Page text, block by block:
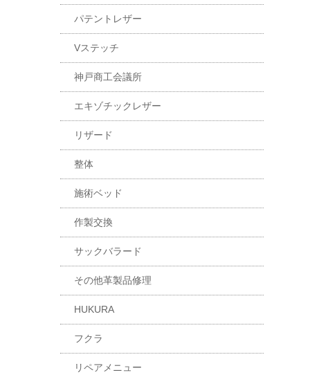
パテントレザー
Vステッチ
神戸商工会議所
エキゾチックレザー
リザード
整体
施術ベッド
作製交換
サックバラード
その他革製品修理
HUKURA
フクラ
リペアメニュー